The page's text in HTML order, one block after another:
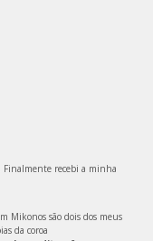
recebi a minha
Mikonos são dois dos meus
da coroa